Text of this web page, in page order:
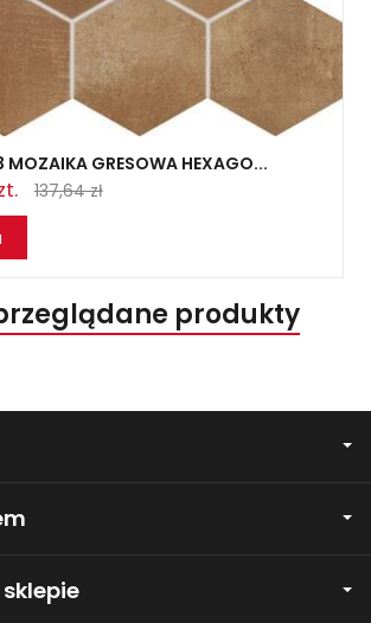
GRESOWA HEXAGO...
137,64 zł
produkty